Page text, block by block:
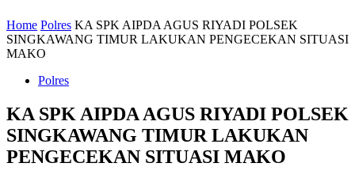
Home Polres KA SPK AIPDA AGUS RIYADI POLSEK
SINGKAWANG TIMUR LAKUKAN PENGECEKAN SITUASI
MAKO
Polres
KA SPK AIPDA AGUS RIYADI POLSEK
SINGKAWANG TIMUR LAKUKAN
PENGECEKAN SITUASI MAKO